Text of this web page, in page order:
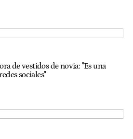
de vestidos de novia: "Es una
sociales"